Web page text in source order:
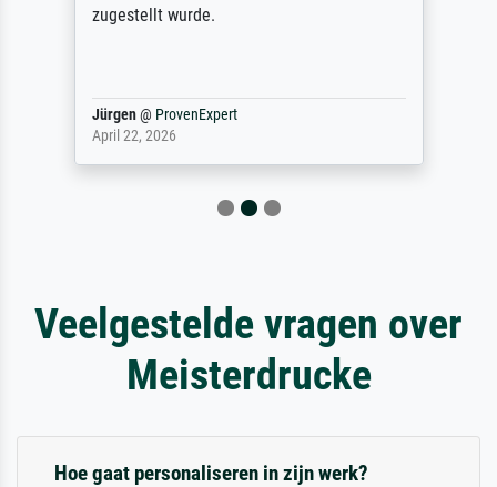
zugestellt wurde.
Jürgen@ ProvenExpert
April 22, 2026
Veelgestelde vragen over
Meisterdrucke
Hoe gaat personaliseren in zijn werk?